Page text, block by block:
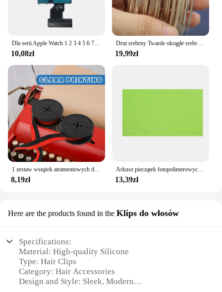
10,08zł
Drut srebrny Twarde okrągłe srebro próby 925 do biżuterii DIY Akcesoria do drutu koralikowego 0,3 mm 0,4 mm 0,5 mm 0,8 mm 1 mm 2 mm 3 mm
19,99zł
1 zestaw wstążek atramentowych do maszyny do pisania - przenośne wstążki do maszyny do pisania Wstążka kalkulacyjna Podwójne kółko 9,00X5,00X1,50 cm/3,54X
8,19zł
Arkusz pieczątek fotopolimerowych Making DIY Die typografia przemysł Craft polimer do drukowania Mayitr rzemiosło 20x30cm
13,39zł
Here are the products found in the Klips do włosów
Specifications:
Material: High-quality Silicone
Type: Hair Clips
Category: Hair Accessories
Design and Style: Sleek, Modern